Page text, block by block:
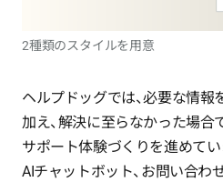
2種類のスタイルを用意
ヘルプドッグでは、必要な情
加え、解決に至らなかった場
サポート体験づくりを進めてい
AIチャットボット、お問い合わ